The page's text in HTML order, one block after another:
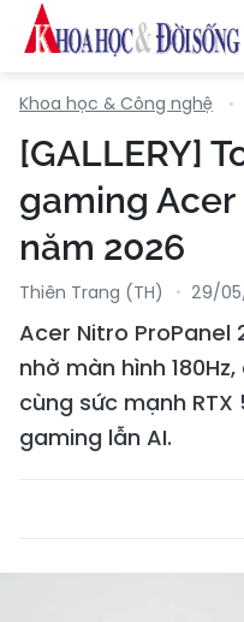
Khoa học & Công nghệ
[GALLERY]
gaming Acer
năm 2026
Thiên Trang (TH) 29/
Acer Nitro
nhờ màn hình
cùng sức mạnh
gaming lẫn AI.